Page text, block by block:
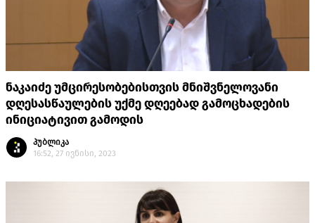
ნაკაიძე უმცირესობებისთვის მნიშვნელოვანი
დღესასწაულების უქმე დღეებად გამოცხადების
ინიციატივით გამოდის
პუბლიკა
16:52, 27 ივნისი, 2023